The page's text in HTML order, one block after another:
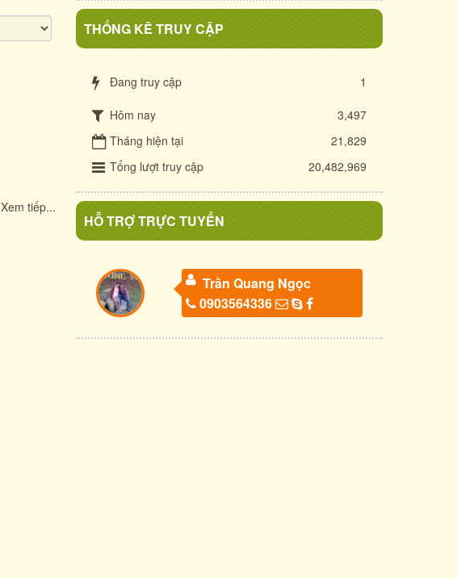
Xem tiếp...
THỐNG KÊ TRUY CẬP
Đang truy cập 1
Hôm nay
3,497
Tháng hiện tại
21,829
Tổng lượt truy cập
20,482,969
HỖ TRỢ TRỰC TUYẾN
Trần Quang Ngọc
0903564336